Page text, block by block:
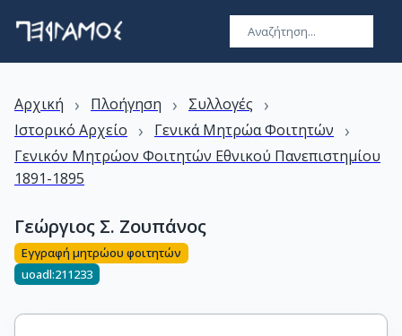
Αρχική › Πλοήγηση › Συλλογές ›
Ιστορικό Αρχείο › Γενικά Μητρώα Φοιτητών ›
Γενικόν Μητρώον Φοιτητών Εθνικού Πανεπιστημίου
1891-1895
Γεώργιος Σ. Ζουπάνος
Εγγραφή μητρώου φοιτητών
uoadl:211233